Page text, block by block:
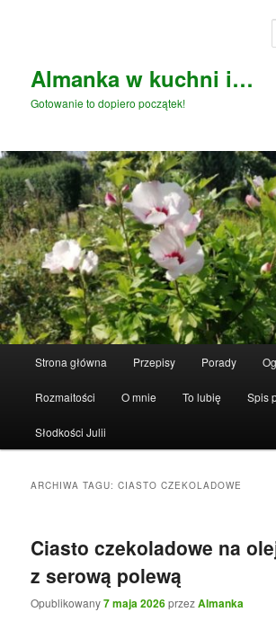
Almanka w kuchni i…
Gotowanie to dopiero początek!
Strona główna Przepisy Porady
Rozmaitości O mnie To lubię Spis
Słodkości Julii
ARCHIWA TAGU:CIASTO CZEKOLADOWE
Ciasto czekoladowe na
z serową polewą
Opublikowany7 maja 2026przezAlmanka